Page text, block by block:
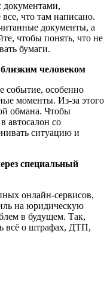
документами,
что там написано.
документы, а
чтобы понять, что не
бумаги.
человеком
событие, особенно
моменты. Из-за этого
обмана. Чтобы
автосалон со
ситуацию и
специальный
онлайн-сервисов,
на юридическую
в будущем. Так,
всё о штрафах, ДТП,